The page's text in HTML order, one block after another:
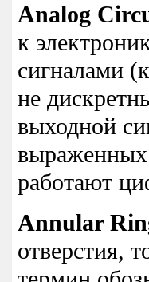
Analog
к
сигналами
не
выходной
работают
Annular
отверстия,